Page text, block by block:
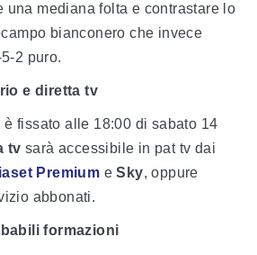
una mediana folta e contrastare lo
bianconero che invece
2 puro.
e diretta tv
è fissato alle 18:00 di sabato 14
tv sarà accessibile in pat tv dai
Premium eSky, oppure
abbonati.
formazioni